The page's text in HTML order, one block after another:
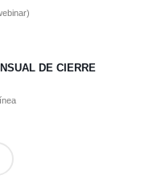
DE CIERRE